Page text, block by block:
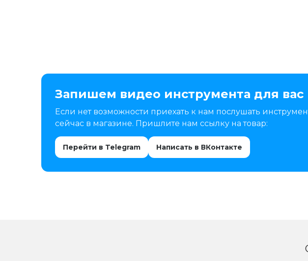
Запишем видео инструмента для вас
Если нет возможности приехать к нам послушать
сейчас в магазине. Пришлите нам ссылку на товар:
Перейти в Telegram Написать в ВКонтакте